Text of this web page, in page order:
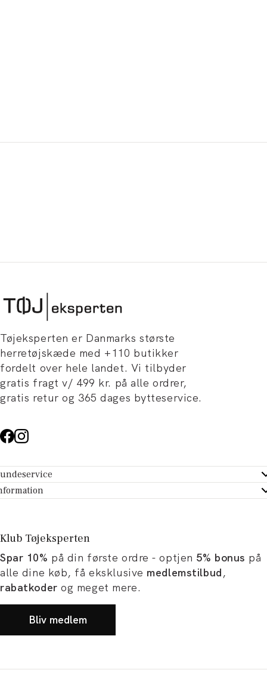
Tøjeksperten er Danmarks største
herretøjskæde med +110 butikker
fordelt over hele landet. Vi tilbyder
gratis fragt v/ 499 kr. på alle ordrer,
gratis retur og 365 dages bytteservice.
- Hjælpecenter
dit køb
Tøjeksperten
og artikler
og karriere
Klub Tøjeksperten
Spar 10% på din første ordre - optjen 5% bonus på
alle dine køb, få eksklusive medlemstilbud,
rabatkoder og meget mere.
Bliv medlem